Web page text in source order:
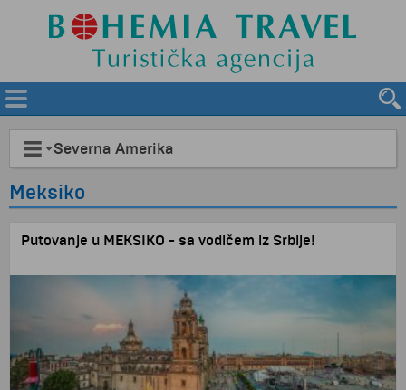
Severna Amerika
Meksiko
Putovanje u MEKSIKO - sa vodičem iz Srbije!